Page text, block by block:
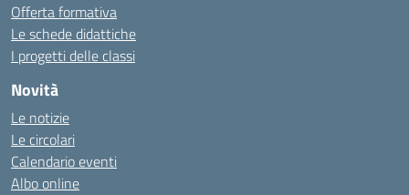
Offerta formativa
Le schede didattiche
I progetti delle classi
Novità
Le notizie
Le circolari
Calendario eventi
Albo online